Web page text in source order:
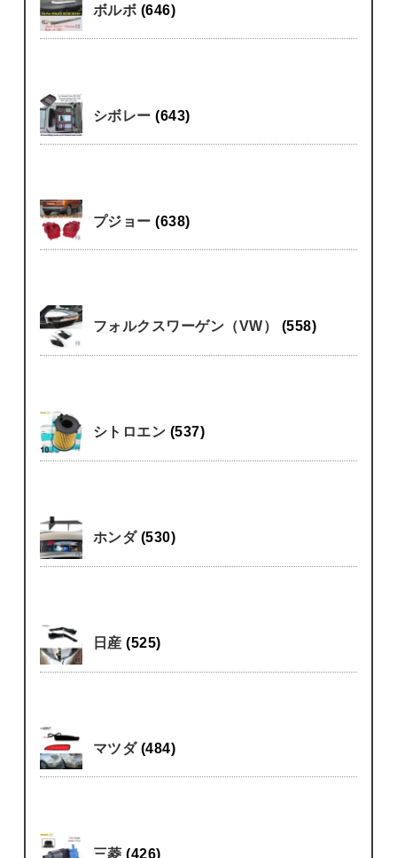
ボルボ (646)
シボレー(643)
プジョー(638)
フォルクスワーゲン（VW） (558)
シトロエン (537)
ホンダ (530)
日産(525)
マツダ (484)
三菱(426)